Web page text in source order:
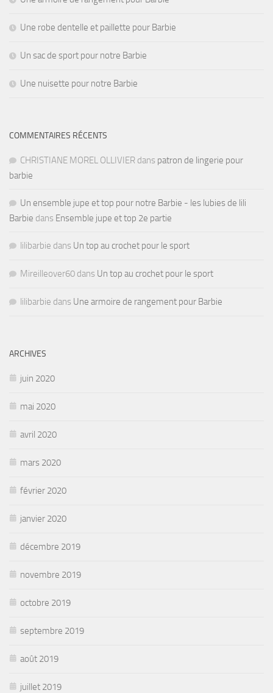
Une robe dentelle et paillette pour Barbie
Un sac de sport pour notre Barbie
Une nuisette pour notre Barbie
COMMENTAIRES RÉCENTS
CHRISTIANE MOREL OLLIVIER dans patron de lingerie pour
barbie
Un ensemble jupe et top pour notre Barbie - les lubies de lili
Barbie dans Ensemble jupe et top 2e partie
lilibarbie dans Un top au crochet pour le sport
Mireilleover60 dans Un top au crochet pour le sport
lilibarbie dans Une armoire de rangement pour Barbie
ARCHIVES
juin 2020
mai 2020
avril 2020
mars 2020
février 2020
janvier 2020
décembre 2019
novembre 2019
octobre 2019
septembre 2019
août 2019
juillet 2019